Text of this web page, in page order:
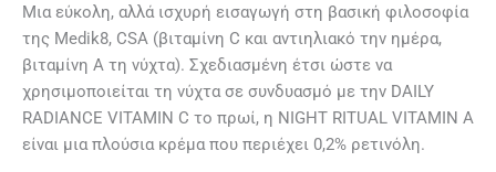
Μια εύκολη, αλλά ισχυρή εισαγωγή στη βασική φιλοσοφία
της Medik8, CSA (βιταμίνη C και αντιηλιακό την ημέρα,
βιταμίνη Α τη νύχτα). Σχεδιασμένη έτσι ώστε να
χρησιμοποιείται τη νύχτα σε συνδυασμό με την DAILY
RADIANCE VITAMIN C το πρωί, η NIGHT RITUAL VITAMIN A
είναι μια πλούσια κρέμα που περιέχει 0,2% ρετινόλη.